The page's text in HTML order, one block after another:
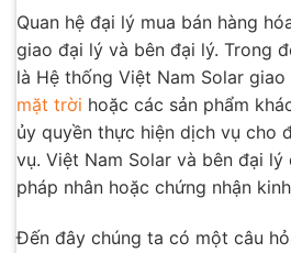
Quan hệ đại lý mua bán hàng
giao đại lý và bên đại lý. Trong
là Hệ thống Việt Nam Solar giao
mặt trời hoặc các sản phẩm
ủy quyền thực hiện dịch vụ cho
vụ. Việt Nam Solar và bên đại
pháp nhân hoặc chứng nhận
Đến đây chúng ta có một câu